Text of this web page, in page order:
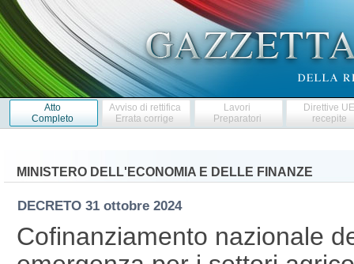
Atto
Completo
Avviso di rettifica
Errata corrige
Lavori
Preparatori
Direttive
recepite
MINISTERO DELL'ECONOMIA E DELLE FINANZE
DECRETO 31 ottobre 2024
Cofinanziamento nazionale